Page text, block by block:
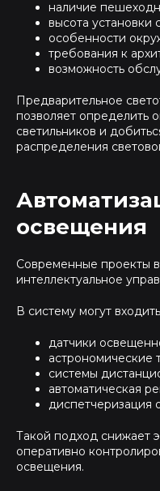
наличие
высота установки
особенности
требования к
возможность
Предварительное
позволяет определить
светильников и
распределения
освещения
Современные проекты
интеллектуальное
В систему могут
датчики
астрономические
системы
автоматическая
диспетчеризация
Такой подход снижает
оперативно
освещения.